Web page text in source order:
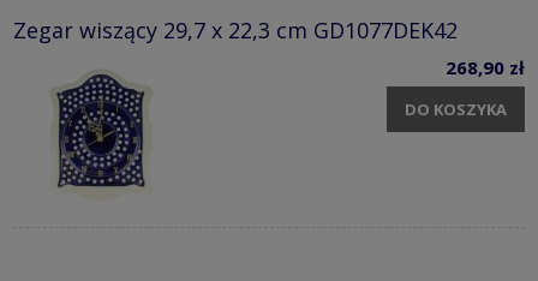
Zegar wiszący 29,7 x 22,3 cm GD1077DEK42
268,90 zł
DO KOSZYKA